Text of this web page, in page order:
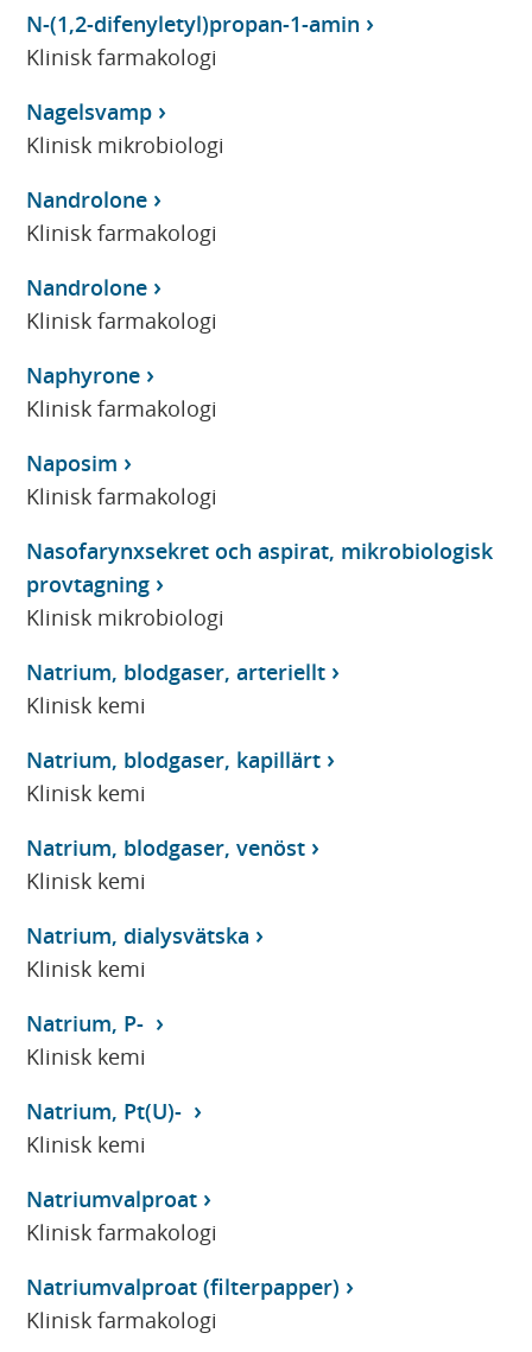
N-(1,2-difenyletyl)propan-1-amin
Klinisk farmakologi
Nagelsvamp
Klinisk mikrobiologi
Nandrolone
Klinisk farmakologi
Nandrolone
Klinisk farmakologi
Naphyrone
Klinisk farmakologi
Naposim
Klinisk farmakologi
Nasofarynxsekret och aspirat, mikrobiologisk
provtagning
Klinisk mikrobiologi
Natrium, blodgaser, arteriellt
Klinisk kemi
Natrium, blodgaser, kapillärt
Klinisk kemi
Natrium, blodgaser, venöst
Klinisk kemi
Natrium, dialysvätska
Klinisk kemi
Natrium, P-
Klinisk kemi
Natrium, Pt(U)-
Klinisk kemi
Natriumvalproat
Klinisk farmakologi
Natriumvalproat (filterpapper)
Klinisk farmakologi